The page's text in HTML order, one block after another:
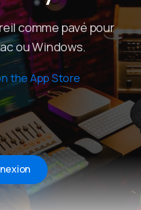
comme pavé pour
ou Windows.